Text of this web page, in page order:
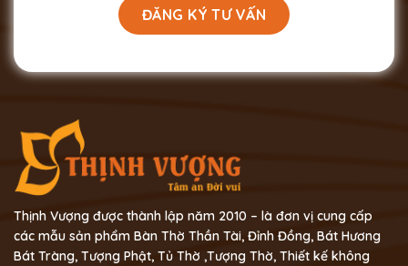
Thịnh Vượng được thành lập năm 2010 – là đơn vị cung cấp
các mẫu sản phẩm Bàn Thờ Thần Tài, Đỉnh Đồng, Bát Hương
Bát Tràng, Tượng Phật, Tủ Thờ ,Tượng Thờ, Thiết kế không